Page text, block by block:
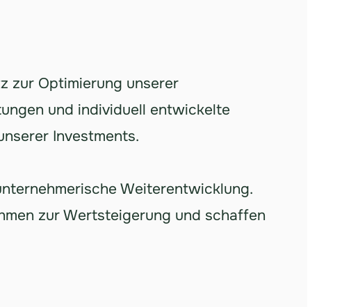
zur Optimierung unserer
und individuell entwickelte
Investments.
Weiterentwicklung.
zur Wertsteigerung und schaffen